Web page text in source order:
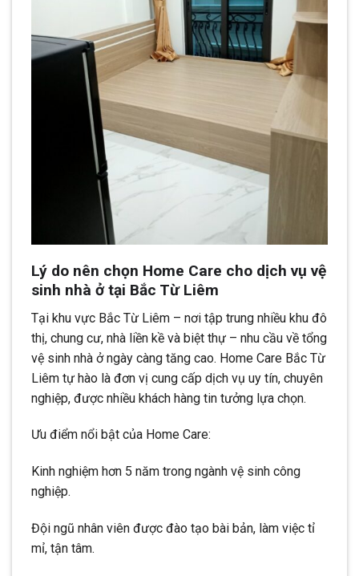
Lý do nên chọn Home Care cho dịch vụ vệ
sinh nhà ở tại Bắc Từ Liêm
Tại khu vực Bắc Từ Liêm – nơi tập trung nhiều khu đô
thị, chung cư, nhà liền kề và biệt thự – nhu cầu về tổng
vệ sinh nhà ở ngày càng tăng cao. Home Care Bắc Từ
Liêm tự hào là đơn vị cung cấp dịch vụ uy tín, chuyên
nghiệp, được nhiều khách hàng tin tưởng lựa chọn.
Ưu điểm nổi bật của Home Care:
Kinh nghiệm hơn 5 năm trong ngành vệ sinh công
nghiệp.
Đội ngũ nhân viên được đào tạo bài bản, làm việc tỉ
mỉ, tận tâm.